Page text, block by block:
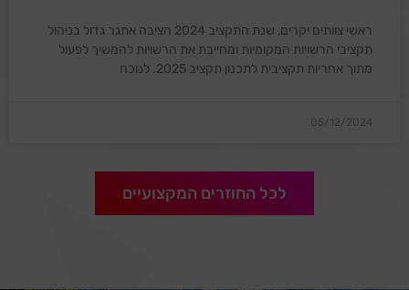
ראשי צוותים יקרים, שנת התקציב 2024 הציבה אתגר גדול בניהול
תקציבי הרשויות המקומיות ומחייבת את הרשויות להמשיך לפעול
מתוך אחריות תקציבית לתכנון תקציב 2025. לנוכח
05/12/2024
לכל החוזרים המקצועיים